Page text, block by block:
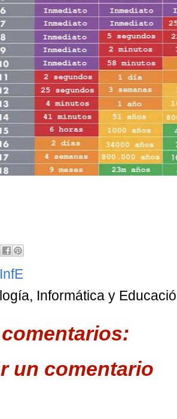
Informática y
un comentario